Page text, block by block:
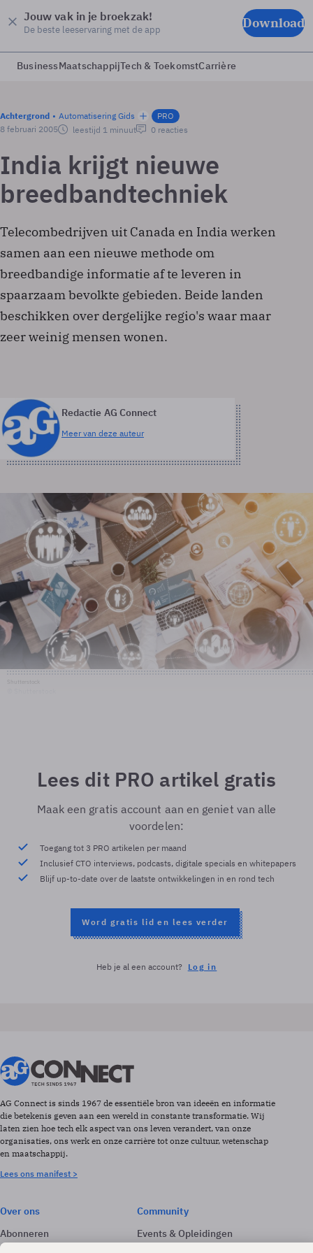
Jouw vak in je broekzak!
De beste leeservaring met de app Download
BusinessMaatschappijTech & ToekomstCarrière
Achtergrond Automatisering Gids
PRO
8 februari 2005
leestijd 1 minuut 0 reacties
India krijgt nieuwe
breedbandtechniek
Telecombedrijven uit Canada en India werken
samen aan een nieuwe methode om
breedbandige informatie af te leveren in
spaarzaam bevolkte gebieden. Beide landen
beschikken over dergelijke regio's waar maar
zeer weinig mensen wonen.
Redactie AG Connect
Meer van deze auteur
Lees dit PRO artikel gratis
Maak een gratis account aan en geniet van alle
voordelen:
Toegang tot 3 PRO artikelen per maand
Inclusief CTO interviews, podcasts, digitale specials en whitepapers
Blijf up-to-date over de laatste ontwikkelingen in en rond tech
Word gratis lid en lees verder
Heb je al een account? Log in
AG Connect is sinds 1967 de essentiële bron van ideeën en informatie
die betekenis geven aan een wereld in constante transformatie. Wij
laten zien hoe tech elk aspect van ons leven verandert, van onze
organisaties, ons werk en onze carrière tot onze cultuur, wetenschap
en maatschappij.
Lees ons manifest >
Over ons
Abonneren
Adverteren
Community
Events & Opleidingen